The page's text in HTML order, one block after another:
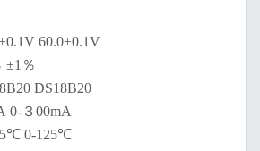
60.0±0.1V
±1％
DS18B20
0-３00mA
0-125℃